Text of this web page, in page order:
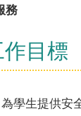
務
作目標
為學生提供安